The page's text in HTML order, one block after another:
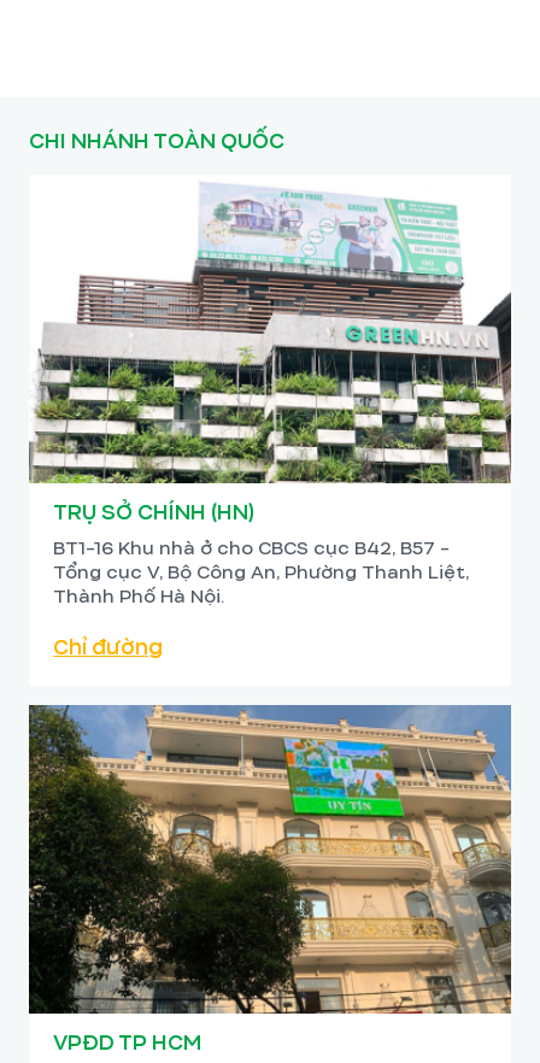
CHI NHÁNH TOÀN QUỐC
TRỤ SỞ CHÍNH (HN)
BT1-16 Khu nhà ở cho CBCS cục B42, B57 -
Tổng cục V, Bộ Công An, Phường Thanh Liệt,
Thành Phố Hà Nội.
Chỉ đường
VPĐD TP HCM